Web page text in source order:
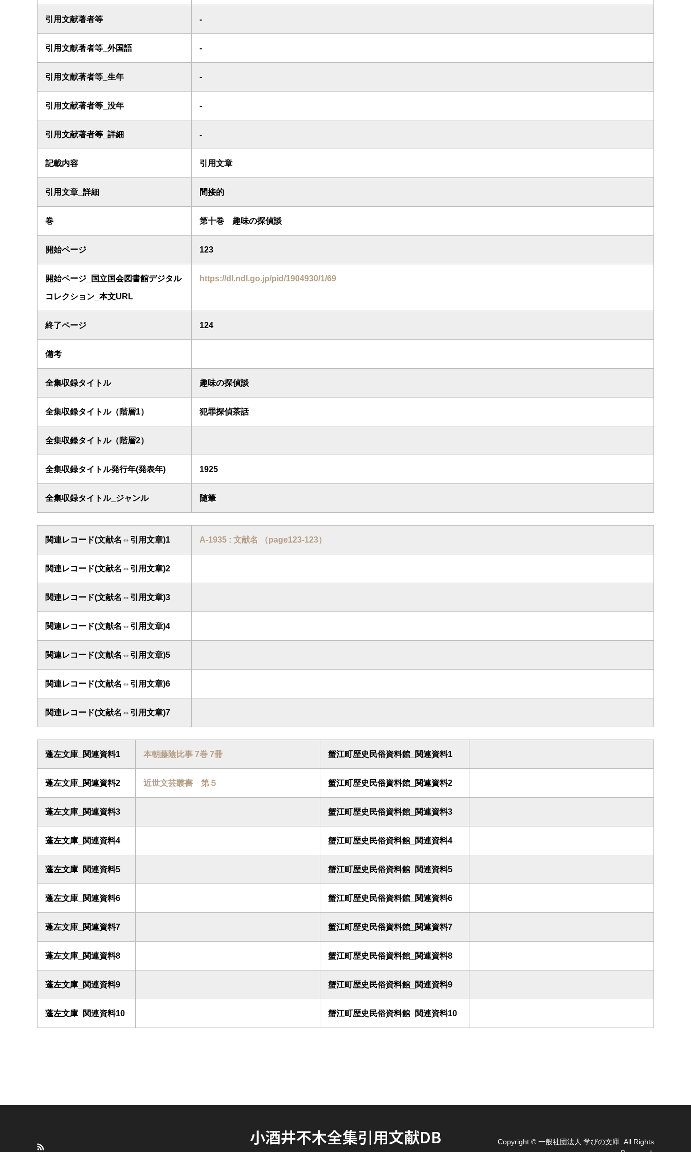
引用文献著者等 -
引用文献著者等_外国語 -
引用文献著者等_生年 -
引用文献著者等_没年 -
引用文献著者等_詳細 -
記載内容 引用文章
引用文章_詳細 間接的
巻 第十巻 趣味の探偵談
開始ページ 123
開始ページ_国立国会図書館デジタル
コレクション_本文URL
https://dl.ndl.go.jp/pid/1904930/1/69
終了ページ 124
備考
全集収録タイトル 趣味の探偵談
全集収録タイトル（階層1） 犯罪探偵茶話
全集収録タイトル（階層2）
全集収録タイトル発行年(発表年) 1925
全集収録タイトル_ジャンル 随筆
関連レコード(文献名⇔引用文章)1 A-1935 : 文献名 （page123-123）
関連レコード(文献名⇔引用文章)2
関連レコード(文献名⇔引用文章)3
関連レコード(文献名⇔引用文章)4
関連レコード(文献名⇔引用文章)5
関連レコード(文献名⇔引用文章)6
関連レコード(文献名⇔引用文章)7
蓬左文庫_関連資料1 本朝藤陰比事 7巻 7冊 蟹江町歴史民俗資料館_関連資料1
蓬左文庫_関連資料2 近世文芸叢書 第５ 蟹江町歴史民俗資料館_関連資料2
蓬左文庫_関連資料3 蟹江町歴史民俗資料館_関連資料3
蓬左文庫_関連資料4 蟹江町歴史民俗資料館_関連資料4
蓬左文庫_関連資料5 蟹江町歴史民俗資料館_関連資料5
蓬左文庫_関連資料6 蟹江町歴史民俗資料館_関連資料6
蓬左文庫_関連資料7 蟹江町歴史民俗資料館_関連資料7
蓬左文庫_関連資料8 蟹江町歴史民俗資料館_関連資料8
蓬左文庫_関連資料9 蟹江町歴史民俗資料館_関連資料9
蓬左文庫_関連資料10 蟹江町歴史民俗資料館_関連資料10
小酒井不木全集引用文献DB Copyright © 一般社団法人 学びの文庫. All Rights